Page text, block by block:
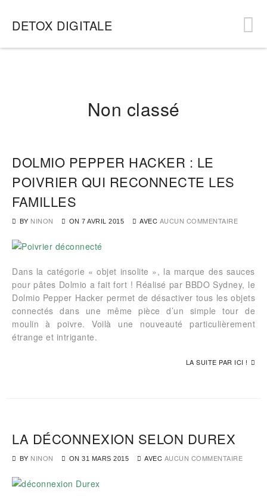
DETOX DIGITALE
Non classé
DOLMIO PEPPER HACKER : LE
POIVRIER QUI RECONNECTE LES
FAMILLES
BY NINON ON 7 AVRIL 2015 AVEC AUCUN COMMENTAIRE
Dans la catégorie « objet insolite », la marque des sauces
pour pâtes Dolmio a fait fort ! Réalisé par BBDO Sydney, le
Dolmio Pepper Hacker permet de désactiver tous les objets
connectés dans une même pièce d’un simple tour de
moulin à poivre. Voilà une nouveauté particulièrement
étrange et intrigante.
LA SUITE PAR ICI !
LA DÉCONNEXION SELON DUREX
BY NINON ON 31 MARS 2015 AVEC AUCUN COMMENTAIRE